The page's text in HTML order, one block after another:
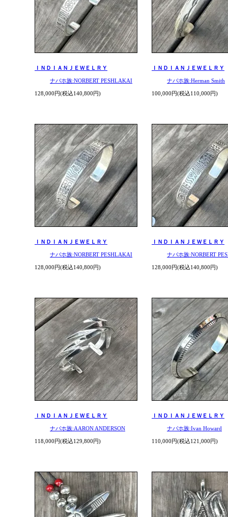
ＩＮＤＩＡＮＪＥＷＥＬＲＹ
ナバホ族:NORBERT PESHLAKAI
128,000円(税込140,800円)
ＩＮＤＩＡＮＪＥＷＥＬＲＹ
ナバホ族:Herman Smith
100,000円(税込110,000円)
ＩＮＤＩＡＮＪＥＷＥＬＲＹ
ナバホ族:NORBERT PESHLAKAI
128,000円(税込140,800円)
ＩＮＤＩＡＮＪＥＷＥＬＲＹ
ナバホ族:NORBERT
128,000円(税込140,800円)
ＩＮＤＩＡＮＪＥＷＥＬＲＹ
ナバホ族:AARON ANDERSON
118,000円(税込129,800円)
ＩＮＤＩＡＮＪＥＷＥＬＲＹ
ナバホ族:Ivan Howard
110,000円(税込121,000円)